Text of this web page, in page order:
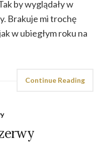
by wyglądały w
Brakuje mi trochę
w ubiegłym roku na
Continue Reading